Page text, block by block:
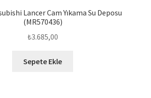
Lancer Cam Yıkama Su Deposu
(MR570436)
₺3.685,00
Sepete Ekle